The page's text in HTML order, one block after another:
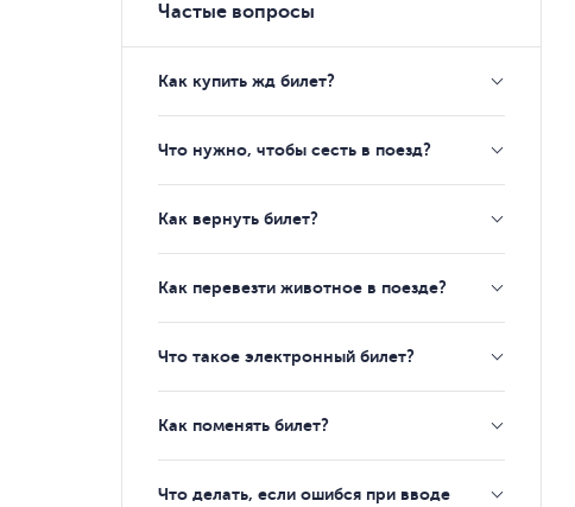
Частые вопросы
Как купить жд билет?
Что нужно, чтобы сесть в поезд?
Как вернуть билет?
Как перевезти животное в поезде?
Что такое электронный билет?
Как поменять билет?
Что делать, если ошибся при вводе